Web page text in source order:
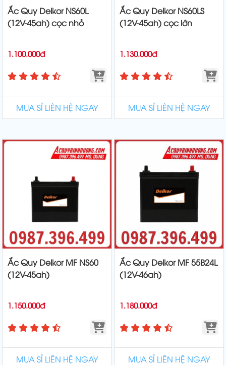
Ắc Quy Delkor NS60L
(12V-45ah) cọc nhỏ
1.100.000đ
MUA SỈ LIÊN HỆ NGAY
Ắc Quy Delkor NS60LS
(12V-45ah) cọc lớn
1.130.000đ
MUA SỈ LIÊN HỆ NGAY
Ắc Quy Delkor MF NS60
(12V-45ah)
1.150.000đ
MUA SỈ LIÊN HỆ NGAY
Ắc Quy Delkor MF 55B24L
(12V-46ah)
1.180.000đ
MUA SỈ LIÊN HỆ NGAY